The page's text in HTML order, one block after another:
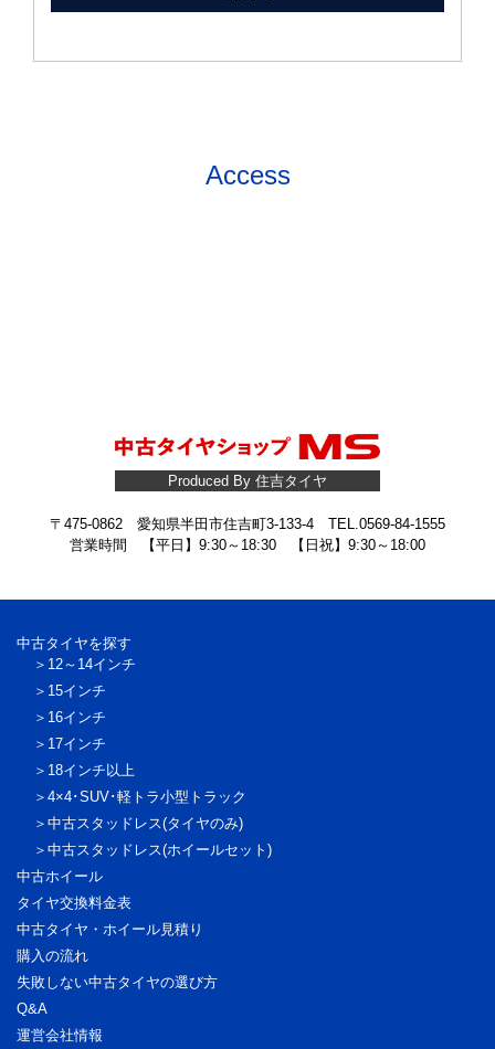
Access
Produced By 住吉タイヤ
〒475-0862 愛知県半田市住吉町3-133-4 TEL.0569-84-1555
営業時間 【平日】9:30～18:30 【日祝】9:30～18:00
中古タイヤを探す
12～14インチ
15インチ
16インチ
17インチ
18インチ以上
4×4･SUV･軽トラ小型トラック
中古スタッドレス(タイヤのみ)
中古スタッドレス(ホイールセット)
中古ホイール
タイヤ交換料金表
中古タイヤ・ホイール見積り
購入の流れ
失敗しない中古タイヤの選び方
Q&A
運営会社情報